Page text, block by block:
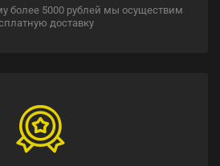
более 5000 рублей мы осуществим
доставку